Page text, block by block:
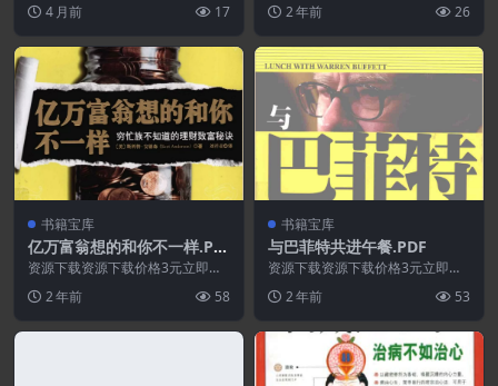
4 月前 17 2 年前 26
书籍宝库
亿万富翁想的和你不一样.PD
F
资源下载资源下载价格3元立即购
2 年前 58
书籍宝库
与巴菲特共进午餐.PDF
资源下载资源下载价格3元立即购
2 年前 53